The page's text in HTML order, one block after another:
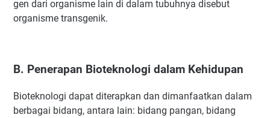
gen dari organisme lain di dalam tubuhnya disebut
organisme transgenik.
B. Penerapan Bioteknologi dalam Kehidupan
Bioteknologi dapat diterapkan dan dimanfaatkan dalam
berbagai bidang, antara lain: bidang pangan, bidang